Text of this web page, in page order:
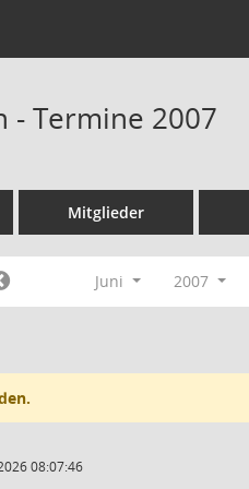
- Termine 2007
Mitglieder
Juni 2007
08:07:46